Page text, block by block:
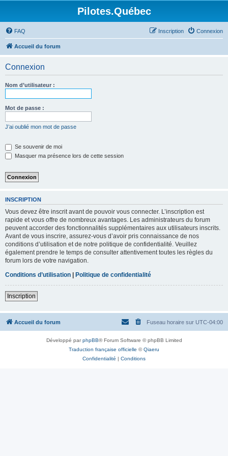
Pilotes.Québec
FAQ Connexion
Inscription
Accueil du forum
Connexion
Nom d’utilisateur :
Mot de passe :
J’ai oublié mon mot de passe
Se souvenir de moi
Masquer ma présence lors de cette session
INSCRIPTION
Vous devez être inscrit avant de pouvoir vous connecter. L’inscription est
rapide et vous offre de nombreux avantages. Les administrateurs du forum
peuvent accorder des fonctionnalités supplémentaires aux utilisateurs inscrits.
Avant de vous inscrire, assurez-vous d’avoir pris connaissance de nos
conditions d’utilisation et de notre politique de confidentialité. Veuillez
également prendre le temps de consulter attentivement toutes les règles du
forum lors de votre navigation.
Conditions d’utilisation | Politique de confidentialité
Inscription
Accueil du forum Fuseau horaire sur UTC-04:00
Développé parphpBB® Forum Software © phpBB Limited
Traduction française officielle ©Qiaeru
Confidentialité | Conditions